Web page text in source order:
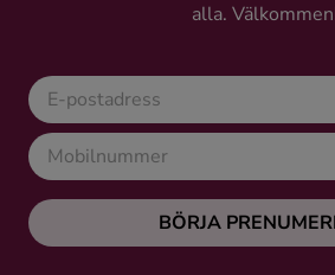
alla.
BÖRJA